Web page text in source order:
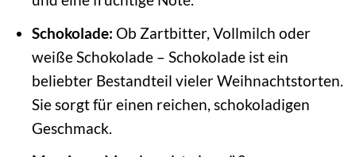
Schokolade: Ob Zartbitter, Vollmilch oder
weiße Schokolade – Schokolade ist ein
beliebter Bestandteil vieler Weihnachtstorten.
Sie sorgt für einen reichen, schokoladigen
Geschmack.